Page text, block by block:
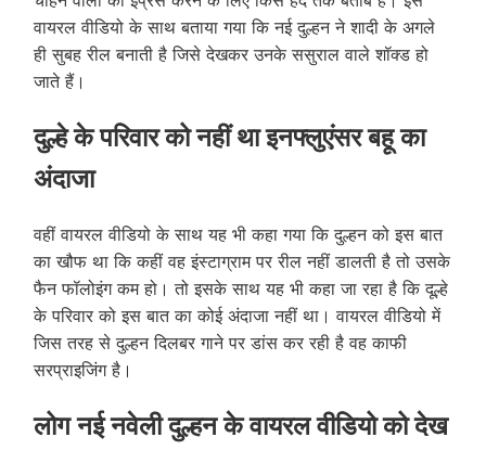
वायरल वीडियो के साथ बताया गया कि नई दुल्हन ने शादी के अगले
ही सुबह रील बनाती है जिसे देखकर उनके ससुराल वाले शॉक्ड हो
जाते हैं।
दुल्हे के परिवार को नहीं था इनफ्लुएंसर बहू का
अंदाजा
वहीं वायरल वीडियो के साथ यह भी कहा गया कि दुल्हन को इस बात
का खौफ था कि कहीं वह इंस्टाग्राम पर रील नहीं डालती है तो उसके
फैन फॉलोइंग कम हो। तो इसके साथ यह भी कहा जा रहा है कि दूल्हे
के परिवार को इस बात का कोई अंदाजा नहीं था। वायरल वीडियो में
जिस तरह से दुल्हन दिलबर गाने पर डांस कर रही है वह काफी
सरप्राइजिंग है।
लोग नई नवेली दुल्हन के वायरल वीडियो को देख